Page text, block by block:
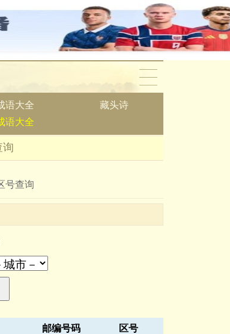
语大全
藏头诗
语大全
询
号查询
邮编号码 区号